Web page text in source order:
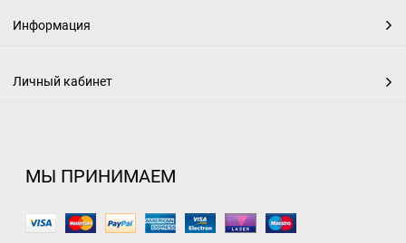
Информация
Личный кабинет
МЫ ПРИНИМАЕМ